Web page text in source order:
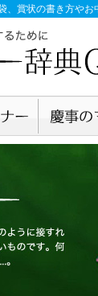
、賞状の書き方やお